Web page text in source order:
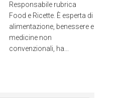
Responsabile rubrica
Food e Ricette. È esperta di
alimentazione, benessere e
medicine non
convenzionali, ha...